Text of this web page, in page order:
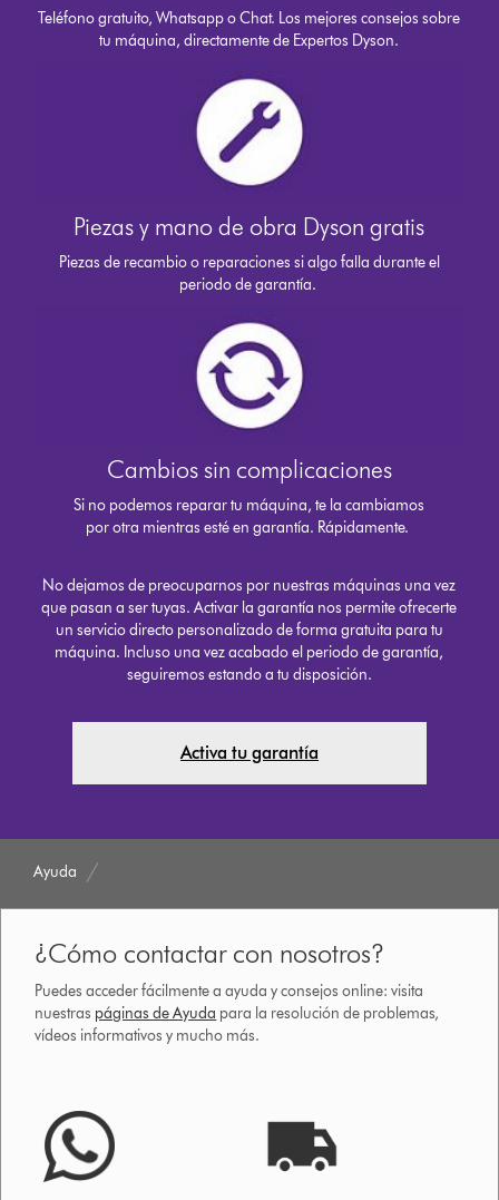
Teléfono gratuito, Whatsapp o Chat. Los mejores consejos sobre
tu máquina, directamente de Expertos Dyson.
Piezas y mano de obra Dyson gratis
Piezas de recambio o reparaciones si algo falla durante el
periodo de garantía.
Cambios sin complicaciones
Si no podemos reparar tu máquina, te la cambiamos
por otra mientras esté en garantía. Rápidamente.
No dejamos de preocuparnos por nuestras máquinas una vez
que pasan a ser tuyas. Activar la garantía nos permite ofrecerte
un servicio directo personalizado de forma gratuita para tu
máquina. Incluso una vez acabado el periodo de garantía,
seguiremos estando a tu disposición.
Activa tu garantía
Ayuda
¿Cómo contactar con nosotros?
Puedes acceder fácilmente a ayuda y consejos online: visita
nuestras páginas de Ayuda para la resolución de problemas,
vídeos informativos y mucho más.